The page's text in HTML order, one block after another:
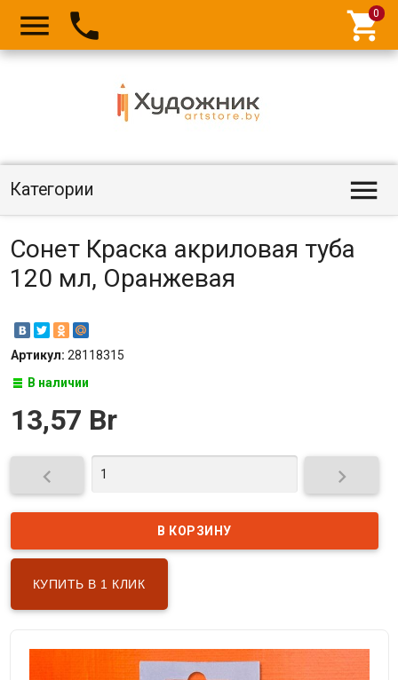
  
Категории 
Сонет Краска акриловая туба
120 мл, Оранжевая
Артикул: 28118315
В наличии
13,57 Br
 
КУПИТЬ В 1 КЛИК